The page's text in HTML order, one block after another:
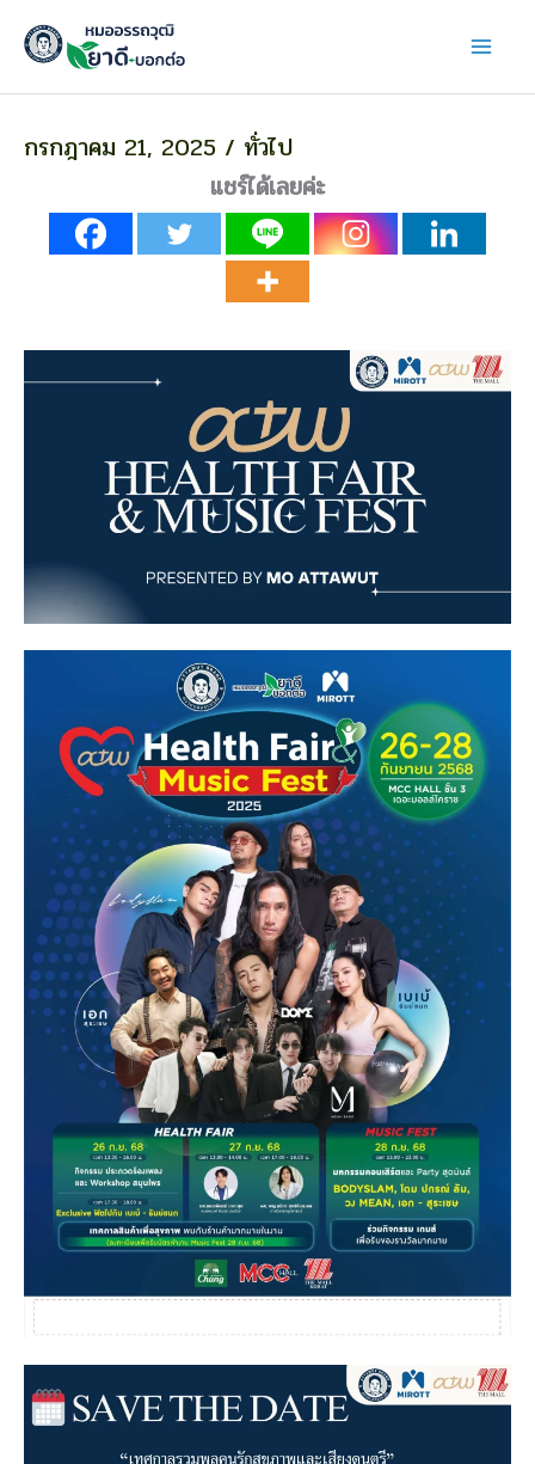
Skip
กรกฎาคม 21, 2025 / ทั่วไป
แชร์ได้เลยค่ะ